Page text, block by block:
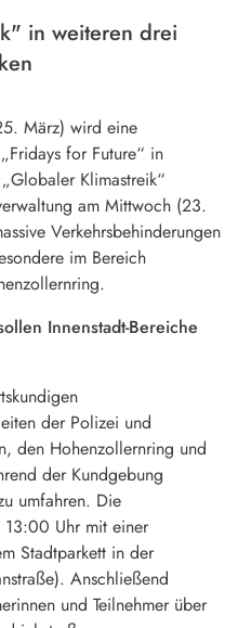
in weiteren drei
März) wird eine
for Future“ in
Klimastreik“
am Mittwoch (23.
Verkehrsbehinderungen
im Bereich
Innenstadt-Bereiche
der Polizei und
den Hohenzollernring und
der Kundgebung
umfahren. Die
13:00 Uhr mit einer
Stadtparkett in der
Anschließend
und Teilnehmer über